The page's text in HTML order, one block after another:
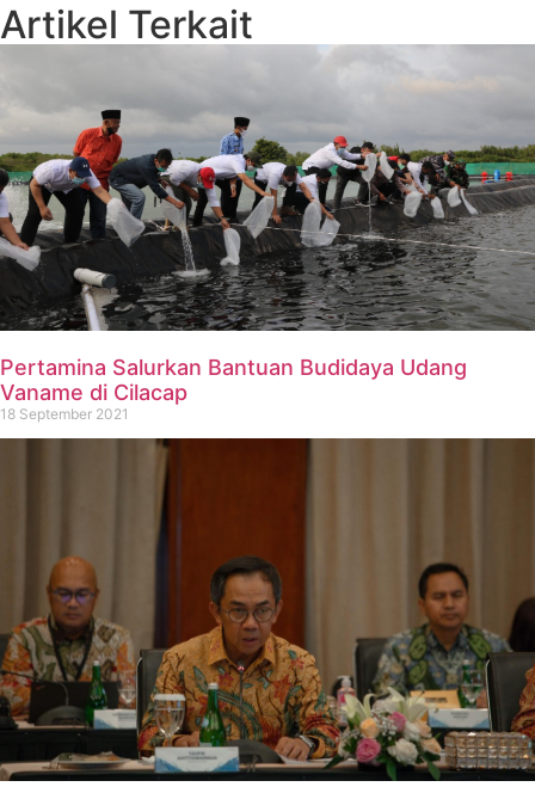
Artikel Terkait
Pertamina Salurkan Bantuan Budidaya Udang
Vaname di Cilacap
18 September 2021